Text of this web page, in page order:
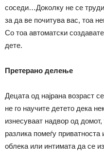
соседи…Доколку не се
за да ве почитува вас, тоа
Со тоа автоматски
дете.
Претерано делење
Децата од најрана возраст
не го научите детето дека
изнесуваат надвор од
разлика помеѓу приватноста
облека или интимата да се